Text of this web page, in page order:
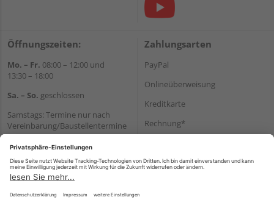
Öffnungszeiten:
Mo. – Fr. 08:00 – 12:00 und
13:30 – 18:00
Sa. – So. geschlossen
Samstags: Termine nur nach
Vereinbarung/Baustellentermine
Wir helfen Ihnen gerne
weiter
Tel.:+49 6062 956180
E-Mail:shop@holzland-seibert.de
Zahlungsarten
PayPal
Onlineüberweisung
Kreditkarte
Rechnung*
Versand